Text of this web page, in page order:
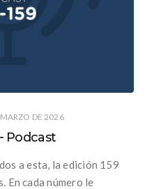
DE 2026
Podcast
a esta, la edición 159
En cada número le